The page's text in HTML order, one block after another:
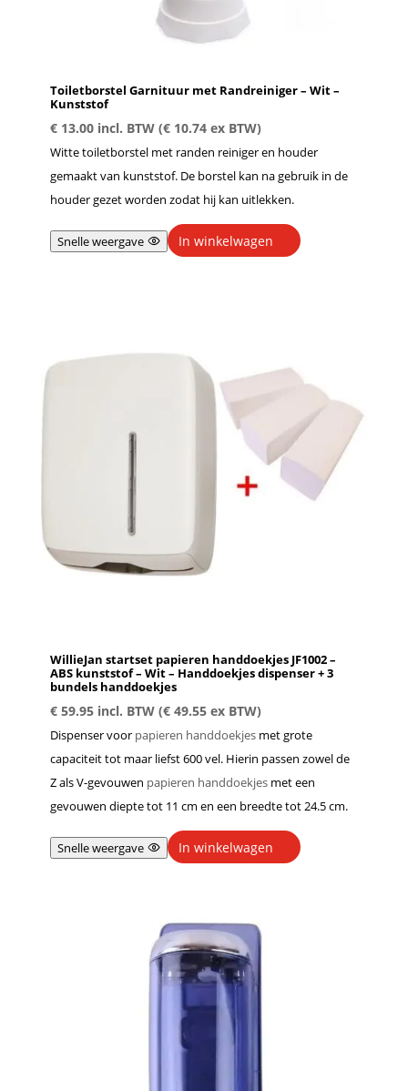
Toiletborstel Garnituur met Randreiniger – Wit –
Kunststof
€13.00 incl. BTW (€10.74ex BTW)
Witte toiletborstel met randen reiniger en houder
gemaakt van kunststof. De borstel kan na gebruik in de
houder gezet worden zodat hij kan uitlekken.
Snelle weergave In winkelwagen
WillieJan startset papieren handdoekjes JF1002 –
ABS kunststof – Wit – Handdoekjes dispenser + 3
bundels handdoekjes
€59.95 incl. BTW (€49.55ex BTW)
Dispenser voor papieren handdoekjesmet grote
capaciteit tot maar liefst 600 vel. Hierin passen zowel de
Z als V-gevouwen papieren handdoekjesmet een
gevouwen diepte tot 11 cm en een breedte tot 24.5 cm.
Snelle weergave In winkelwagen